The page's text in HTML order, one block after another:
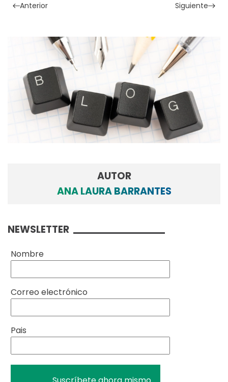
Anterior Siguiente
AUTOR
ANA LAURA BARRANTES
NEWSLETTER
Nombre
Correo electrónico
Pais